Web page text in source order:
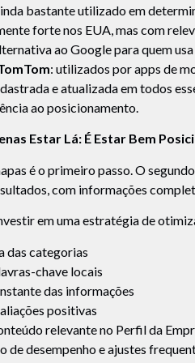
bastante utilizado em
forte nos EUA, mas com
ao Google para quem
: utilizados por apps de
e atualizada em todos
ao posicionamento.
Estar Lá: É Estar Bem
é o primeiro passo. O
com informações
em uma estratégia de
das categorias
chave locais
das informações
positivas
relevante no Perfil da
desempenho e ajustes